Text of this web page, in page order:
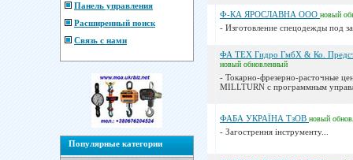
Панель управления
Расширенный поиск
Связь с нами
Популярные категории
Ф-КА ЯРОСЛАВНА ООО новый
- Изготовление спецодежды под
ФА ТЕХ Гидро ГмбХ & Ко.
новый обновленный
- Токарно-фрезерно-расточные
MILLTURN с программным
ФАБА УКРАЇНА ТзОВ новый
- Загострення інструменту...